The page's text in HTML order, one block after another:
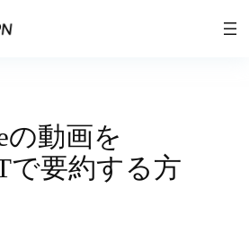
の動画を
で要約する方